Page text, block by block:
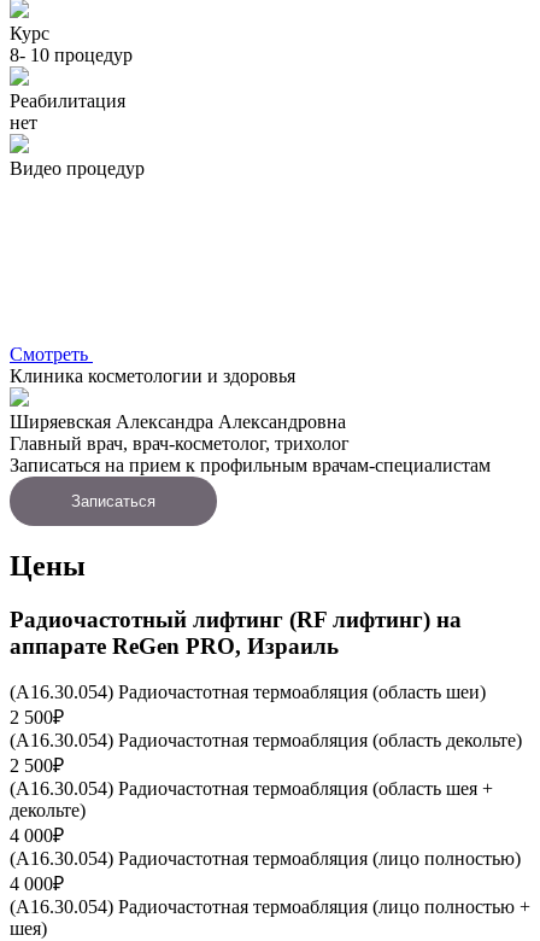
Курс
8- 10 процедур
Реабилитация
нет
Видео процедур
Смотреть
Клиника косметологии и здоровья
Ширяевская Александра Александровна
Главный врач, врач-косметолог, трихолог
Записаться на прием к профильным врачам-специалистам
Записаться
Цены
Радиочастотный лифтинг (RF лифтинг) на
аппарате ReGen PRO, Израиль
(A16.30.054) Радиочастотная термоабляция (область шеи)
2 500₽
(A16.30.054) Радиочастотная термоабляция (область декольте)
2 500₽
(A16.30.054) Радиочастотная термоабляция (область шея +
декольте)
4 000₽
(A16.30.054) Радиочастотная термоабляция (лицо полностью)
4 000₽
(A16.30.054) Радиочастотная термоабляция (лицо полностью +
шея)